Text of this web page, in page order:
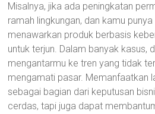
Misalnya, jika ada peningkatan
ramah lingkungan, dan kamu
menawarkan produk berbasis
untuk terjun. Dalam banyak kasus,
mengantarmu ke tren yang tidak
mengamati pasar. Memanfaatkan
sebagai bagian dari keputusan
cerdas, tapi juga dapat